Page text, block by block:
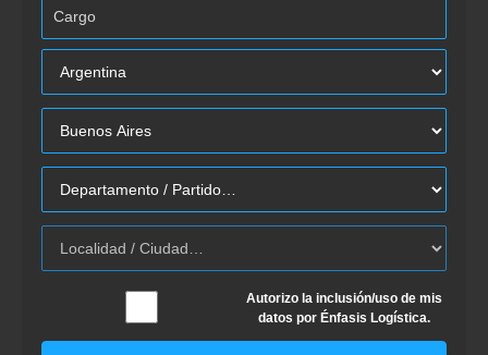
Autorizo la inclusión/uso de mis
datos por Énfasis Logística.